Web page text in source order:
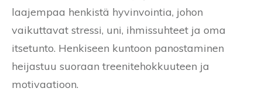
laajempaa henkistä hyvinvointia, johon
vaikuttavat stressi, uni, ihmissuhteet ja oma
itsetunto. Henkiseen kuntoon panostaminen
heijastuu suoraan treenitehokkuuteen ja
motivaatioon.